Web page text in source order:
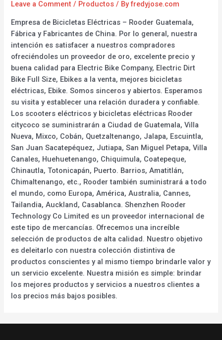
Leave a Comment / Productos / Byfredyjose.com
Empresa de Bicicletas Eléctricas – Rooder Guatemala,
Fábrica y Fabricantes de China. Por lo general, nuestra
intención es satisfacer a nuestros compradores
ofreciéndoles un proveedor de oro, excelente precio y
buena calidad para Electric Bike Company, Electric Dirt
Bike Full Size, Ebikes a la venta, mejores bicicletas
eléctricas, Ebike. Somos sinceros y abiertos. Esperamos
su visita y establecer una relación duradera y confiable.
Los scooters eléctricos y bicicletas eléctricas Rooder
citycoco se suministrarán a Ciudad de Guatemala, Villa
Nueva, Mixco, Cobán, Quetzaltenango, Jalapa, Escuintla,
San Juan Sacatepéquez, Jutiapa, San Miguel Petapa, Villa
Canales, Huehuetenango, Chiquimula, Coatepeque,
Chinautla, Totonicapán, Puerto. Barrios, Amatitlán,
Chimaltenango, etc., Rooder también suministrará a todo
el mundo, como Europa, América, Australia, Cannes,
Tailandia, Auckland, Casablanca. Shenzhen Rooder
Technology Co Limited es un proveedor internacional de
este tipo de mercancías. Ofrecemos una increíble
selección de productos de alta calidad. Nuestro objetivo
es deleitarlo con nuestra colección distintiva de
productos conscientes y al mismo tiempo brindarle valor y
un servicio excelente. Nuestra misión es simple: brindar
los mejores productos y servicios a nuestros clientes a
los precios más bajos posibles.